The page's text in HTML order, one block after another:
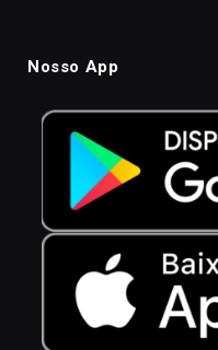
Nosso App